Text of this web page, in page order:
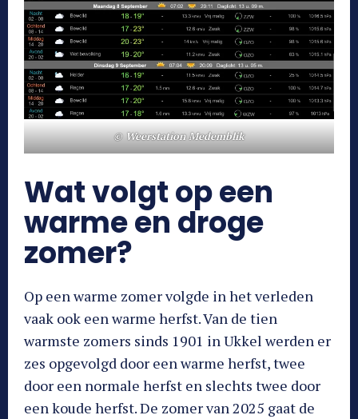
© Weerstation Medemblik
Wat volgt op een
warme en droge
zomer?
Op een warme zomer volgde in het verleden
vaak ook een warme herfst. Van de tien
warmste zomers sinds 1901 in Ukkel werden er
zes opgevolgd door een warme herfst, twee
door een normale herfst en slechts twee door
een koude herfst. De zomer van 2025 gaat de